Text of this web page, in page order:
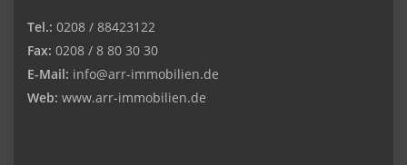
Tel.: 0208 / 88423122
Fax: 0208 / 8 80 30 30
E-Mail: info@arr-immobilien.de
Web: www.arr-immobilien.de